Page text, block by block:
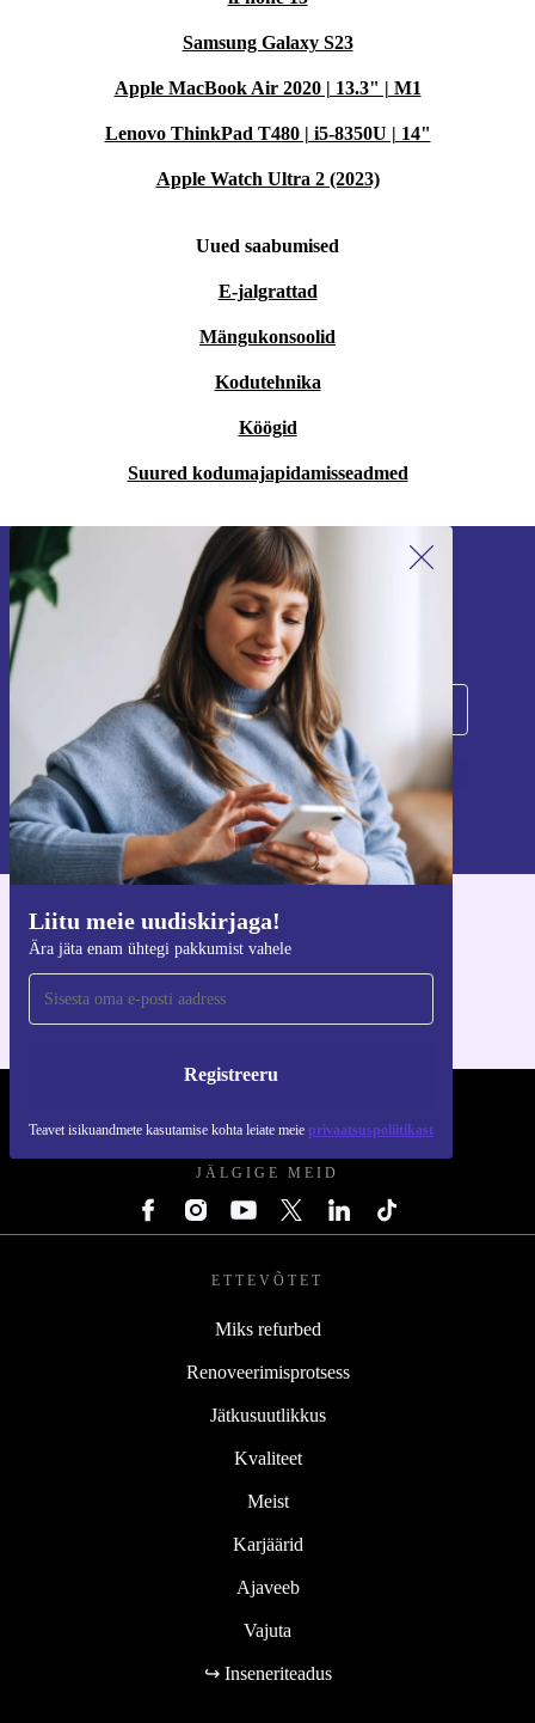
Samsung Galaxy S23
Apple MacBook Air 2020 | 13.3" | M1
Lenovo ThinkPad T480 | i5-8350U | 14"
Apple Watch Ultra 2 (2023)
Uued saabumised
E-jalgrattad
Mängukonsoolid
Kodutehnika
Köögid
Suured kodumajapidamisseadmed
Liitu meie uudiskirjaga!
Ära jäta enam ühtegi pakkumist vahele
Registreeru
Teavet isikuandmete kasutamise kohta leiate meie privaatsuspoliitikast
Liitu meie uudiskirjaga!
Ära jäta enam ühtegi pakkumist vahele.
Registreeru
Teavet isikuandmete kasutamise kohta leiate meie
privaatsuspoliitikast.
Hangi refurbed rakendus
iOS-i ja Androidi jaoks
JÄLGIGE MEID
ETTEVÕTET
Miks refurbed
Renoveerimisprotsess
Jätkusuutlikkus
Kvaliteet
Meist
Karjäärid
Ajaveeb
Vajuta
↪ Inseneriteadus